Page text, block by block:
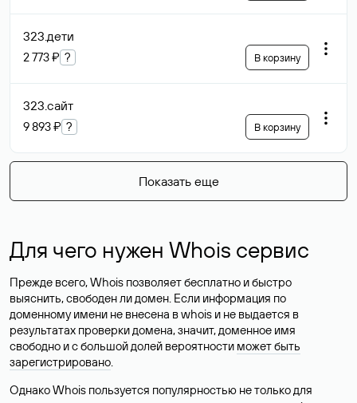
323.дети
2 773 ₽ ? В корзину
323.сайт
9 893 ₽ ? В корзину
Показать еще
Для чего нужен Whois сервис
Прежде всего, Whois позволяет бесплатно и быстро
выяснить, свободен ли домен. Если информация по
доменному имени не внесена в whois и не выдается в
результатах проверки домена, значит, доменное имя
свободно и с большой долей вероятности может быть
зарегистрировано.
Однако Whois пользуется популярностью не только для